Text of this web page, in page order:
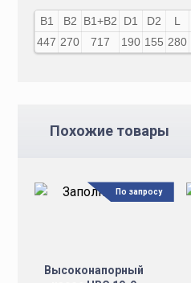
В1 В2 В1+В2 D1 D2 L
447 270 717 190 155 280
Похожие товары
Высоконапорный
По запросу